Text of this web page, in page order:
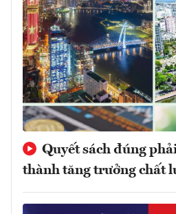
Quyết sách đúng
thành tăng trưởng chất